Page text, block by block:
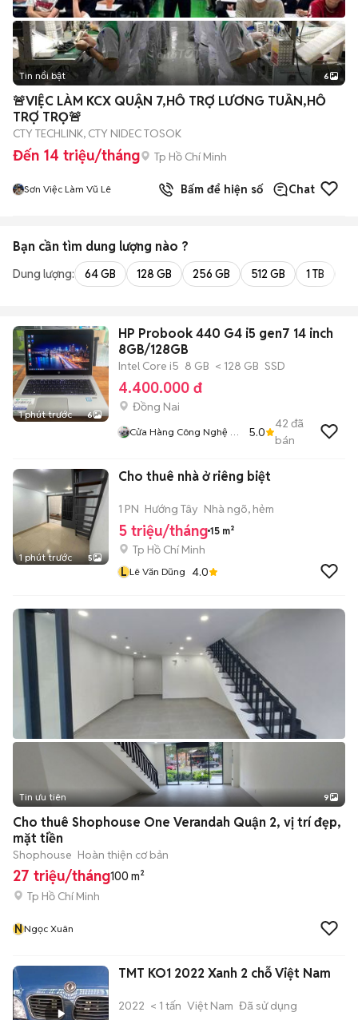
+2
Tin nổi bật 6
🚨VIỆC LÀM KCX QUẬN 7,HỖ TRỢ LƯƠNG TUẦN,HỖ
TRỢ TRỌ🚨
CTY TECHLINK, CTY NIDEC TOSOK
Đến 14 triệu/tháng Tp Hồ Chí Minh
Sơn Việc Làm Vũ Lê Bấm để hiện số Chat
Bạn cần tìm dung lượng nào ?
Dung lượng: 64 GB 128 GB 256 GB 512 GB 1 TB
1 phút trước 6
HP Probook 440 G4 i5 gen7 14 inch
8GB/128GB
Intel Core i5 8 GB < 128 GB SSD
4.400.000 đ
Đồng Nai
Cửa Hàng Công Nghệ Số
5.0
42 đã
bán
1 phút trước 5
Cho thuê nhà ở riêng biệt
1 PN Hướng Tây Nhà ngõ, hẻm
5 triệu/tháng 15 m²
Tp Hồ Chí Minh
L Lê Văn Dũng 4.0
+2
Tin ưu tiên 9
Cho thuê Shophouse One Verandah Quận 2, vị trí đẹp,
mặt tiền
Shophouse Hoàn thiện cơ bản
27 triệu/tháng100 m²
Tp Hồ Chí Minh
NNgọc Xuân
TMT KO1 2022 Xanh 2 chỗ Việt Nam
2022 < 1 tấn Việt Nam Đã sử dụng